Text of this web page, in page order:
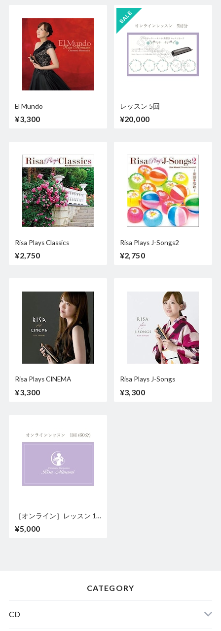
El Mundo
¥3,300
レッスン 5回
¥20,000
Risa Plays Classics
¥2,750
Risa Plays J-Songs2
¥2,750
Risa Plays CINEMA
¥3,300
Risa Plays J-Songs
¥3,300
［オンライン］レッスン 1
¥5,000
CATEGORY
CD